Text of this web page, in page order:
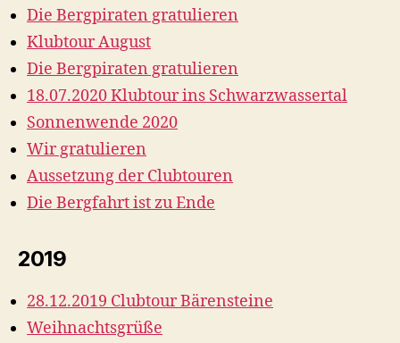
Die Bergpiraten gratulieren
Klubtour August
Die Bergpiraten gratulieren
18.07.2020 Klubtour ins Schwarzwassertal
Sonnenwende 2020
Wir gratulieren
Aussetzung der Clubtouren
Die Bergfahrt ist zu Ende
2019
28.12.2019 Clubtour Bärensteine
Weihnachtsgrüße